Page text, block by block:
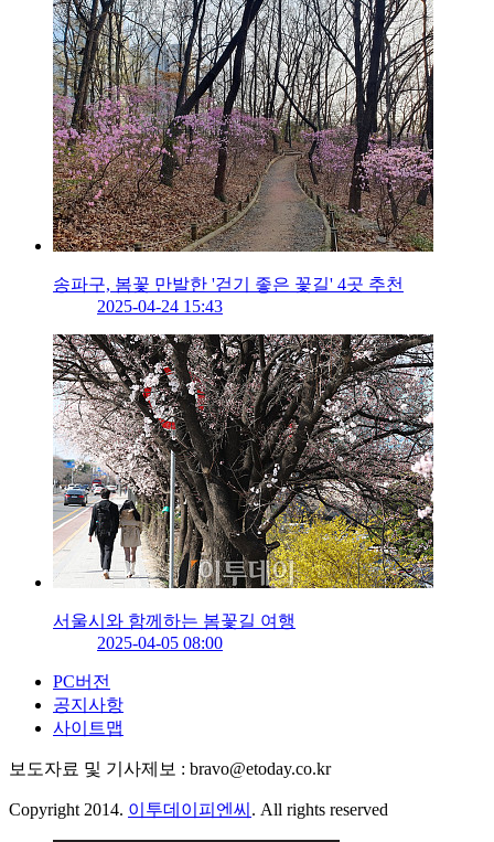
송파구, 봄꽃 만발한 '걷기 좋은 꽃길' 4곳 추천
2025-04-24 15:43
서울시와 함께하는 봄꽃길 여행
2025-04-05 08:00
PC버전
공지사항
사이트맵
보도자료 및 기사제보 : bravo@etoday.co.kr
Copyright 2014. 이투데이피엔씨 . All rights reserved